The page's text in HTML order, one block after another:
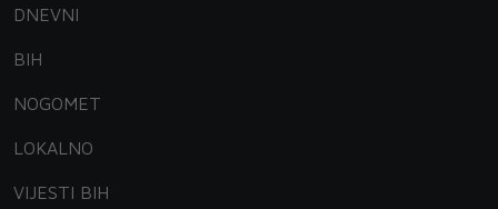
DNEVNI
BIH
NOGOMET
LOKALNO
VIJESTI BIH